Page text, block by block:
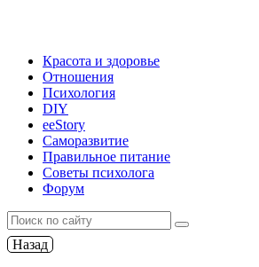
Красота и здоровье
Отношения
Психология
DIY
ееStory
Саморазвитие
Правильное питание
Советы психолога
Форум
Назад